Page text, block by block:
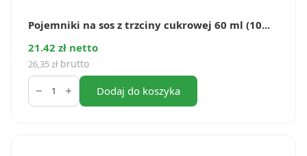
Pojemniki na sos z trzciny cukrowej 60 ml (10...
21.42 zł netto
26,35zł brutto
ilość
Pojemniki
na
Dodaj do koszyka